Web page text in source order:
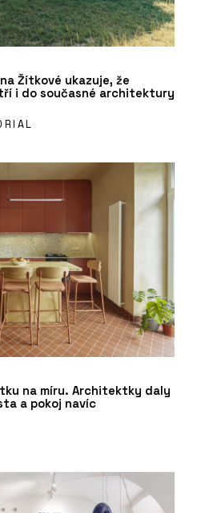
Žítkové ukazuje, že
i do současné architektury
na míru. Architektky daly
a pokoj navíc